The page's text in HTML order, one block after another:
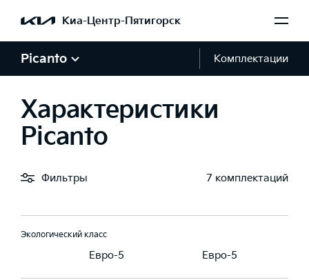
Киа-Центр-Пятигорск
Picanto Комплектации
Характеристики
Picanto
Фильтры 7 комплектаций
АИ 92-95 Бензин, АИ 92-95
Рабочий объем, л
1.0
Рабочий объем, см3
Экологический класс
Евро-5 Евро-5